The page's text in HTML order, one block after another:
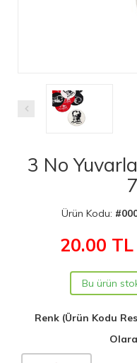
3 No
Ürün Kodu:
20.00 TL
Bu ürün
Renk (Ürün Kodu